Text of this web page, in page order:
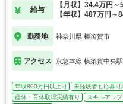
給与
【月収】34.4万円
【年収】487万円～
勤務地 神奈川県 横須賀市
アクセス 京急本線 横須賀中央駅
年収800万円以上可 未経験者も応募可
産休・育休取得実績有り
スキルアップ